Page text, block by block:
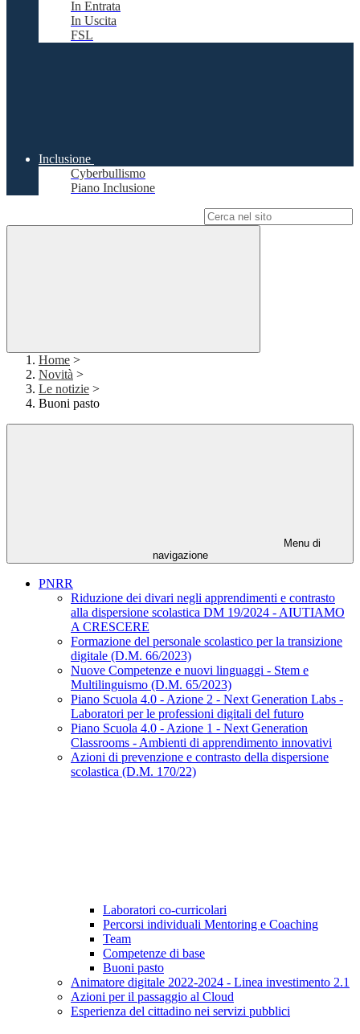
In Entrata
In Uscita
FSL
Inclusione
Cyberbullismo
Piano Inclusione
Home >
Novità >
Le notizie >
Buoni pasto
Menu di
navigazione
PNRR
Riduzione dei divari negli apprendimenti e contrasto
alla dispersione scolastica DM 19/2024 - AIUTIAMO
A CRESCERE
Formazione del personale scolastico per la transizione
digitale (D.M. 66/2023)
Nuove Competenze e nuovi linguaggi - Stem e
Multilinguismo (D.M. 65/2023)
Piano Scuola 4.0 - Azione 2 - Next Generation Labs -
Laboratori per le professioni digitali del futuro
Piano Scuola 4.0 - Azione 1 - Next Generation
Classrooms - Ambienti di apprendimento innovativi
Azioni di prevenzione e contrasto della dispersione
scolastica (D.M. 170/22)
Laboratori co-curricolari
Percorsi individuali Mentoring e Coaching
Team
Competenze di base
Buoni pasto
Animatore digitale 2022-2024 - Linea investimento 2.1
Azioni per il passaggio al Cloud
Esperienza del cittadino nei servizi pubblici